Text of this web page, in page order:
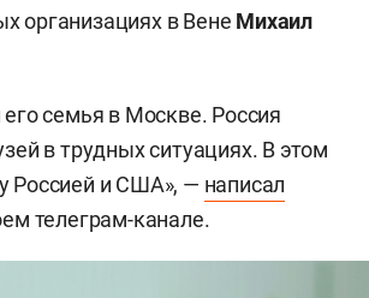
организациях в Вене Михаил
семья в Москве. Россия
в трудных ситуациях. В этом
Россией и США», — написал
телеграм-канале.